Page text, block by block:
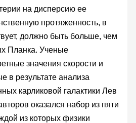
на дисперсию ее
протяженность, в
должно быть больше, чем
Планка. Ученые
значения скорости и
в результате анализа
карликовой галактики Лев
оказался набор из пяти
из которых физики